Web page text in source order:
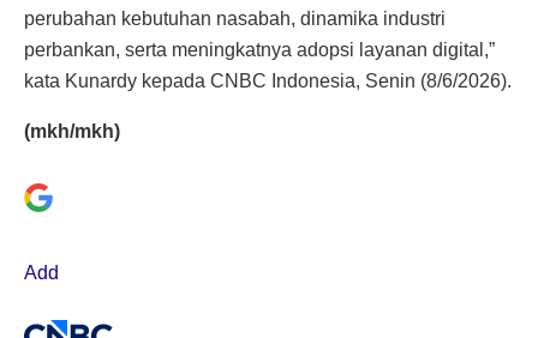
perubahan kebutuhan nasabah, dinamika industri
perbankan, serta meningkatnya adopsi layanan digital,”
kata Kunardy kepada CNBC Indonesia, Senin (8/6/2026).
(mkh/mkh)
Add